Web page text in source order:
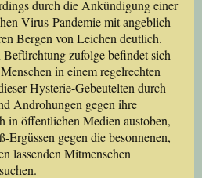
durch die Ankündigung einer
Virus-Pandemie mit angeblich
Bergen von Leichen deutlich.
zufolge befindet sich
in einem regelrechten
Hysterie-Gebeutelten durch
Androhungen gegen ihre
in öffentlichen Medien austoben,
Ergüssen gegen die besonnenen,
lassenden Mitmenschen